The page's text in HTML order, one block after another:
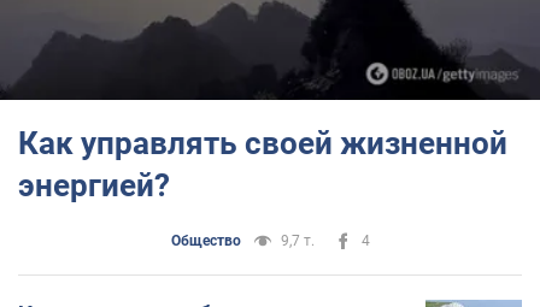
Как управлять своей жизненной
энергией?
Общество 9,7 т. 4